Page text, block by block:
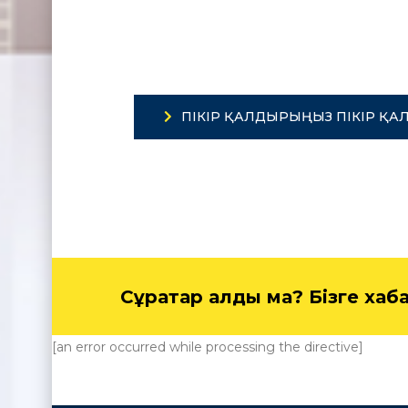
ПІКІР ҚАЛДЫРЫҢЫЗ ПІКІР
Сұрақтар қалды ма? Бізге
[an error occurred while processing the directive]